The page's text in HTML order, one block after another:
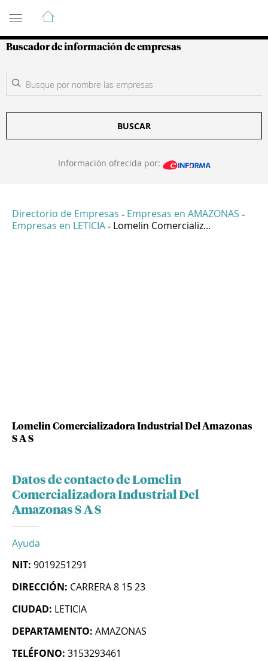
Guía de Empresas Colombianas
Buscador de información de empresas
BUSCAR
Información ofrecida por:
Directorio de Empresas - Empresas en AMAZONAS -
Empresas en LETICIA - Lomelin Comercializ...
Lomelin Comercializadora Industrial Del Amazonas
S A S
Datos de contacto de Lomelin
Comercializadora Industrial Del
Amazonas S A S
Ayuda
NIT: 9019251291
DIRECCIÓN: CARRERA 8 15 23
CIUDAD: LETICIA
DEPARTAMENTO: AMAZONAS
TELÉFONO: 3153293461